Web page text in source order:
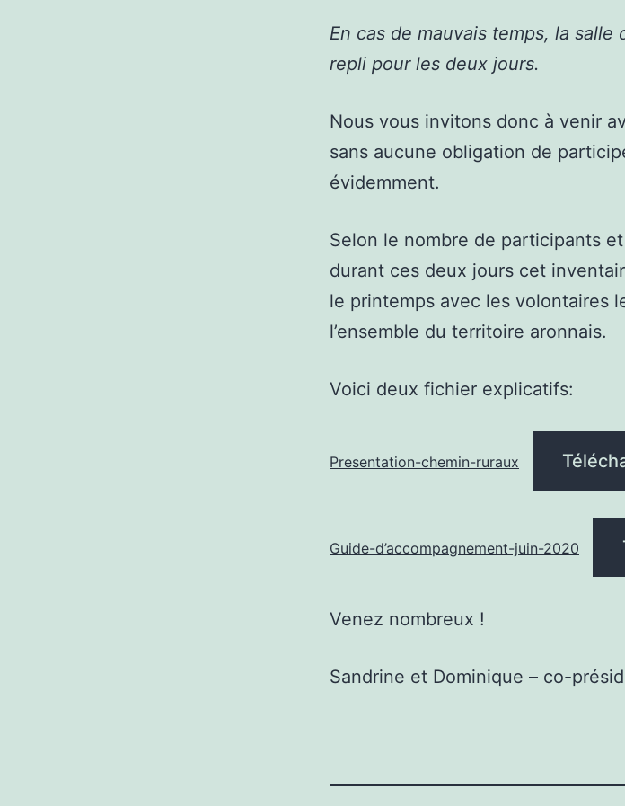
En cas de mauvais temps, la salle
repli pour les deux jours.
Nous vous invitons donc à venir
sans aucune obligation de
évidemment.
Selon le nombre de participants
durant ces deux jours cet
le printemps avec les volontaires
l’ensemble du territoire aronnais.
Voici deux fichier explicatifs:
Presentation-chemin-ruraux
Guide-d’accompagnement-juin-2020
Venez nombreux !
Sandrine et Dominique – co-